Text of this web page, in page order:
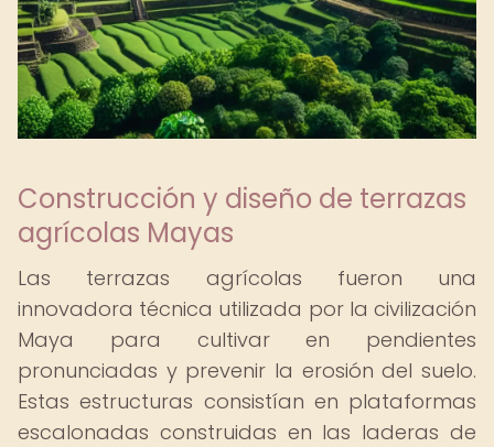
Construcción y diseño de terrazas
agrícolas Mayas
Las terrazas agrícolas fueron una
innovadora técnica utilizada por la civilización
Maya para cultivar en pendientes
pronunciadas y prevenir la erosión del suelo.
Estas estructuras consistían en plataformas
escalonadas construidas en las laderas de